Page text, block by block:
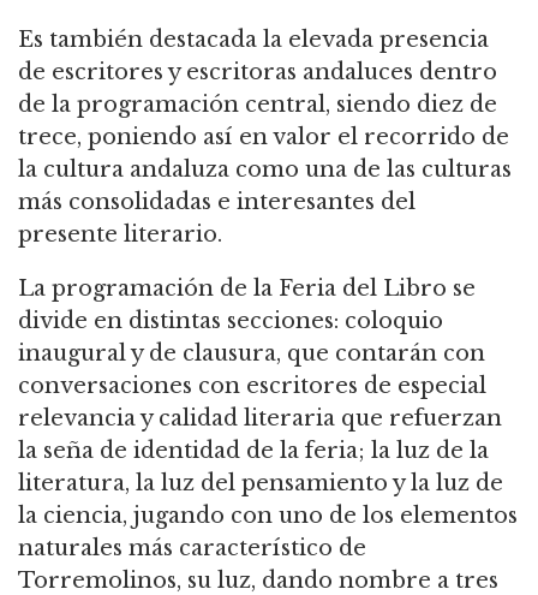
Es también destacada la elevada presencia
de escritores y escritoras andaluces dentro
de la programación central, siendo diez de
trece, poniendo así en valor el recorrido de
la cultura andaluza como una de las culturas
más consolidadas e interesantes del
presente literario.
La programación de la Feria del Libro se
divide en distintas secciones: coloquio
inaugural y de clausura, que contarán con
conversaciones con escritores de especial
relevancia y calidad literaria que refuerzan
la seña de identidad de la feria; la luz de la
literatura, la luz del pensamiento y la luz de
la ciencia, jugando con uno de los elementos
naturales más característico de
Torremolinos, su luz, dando nombre a tres